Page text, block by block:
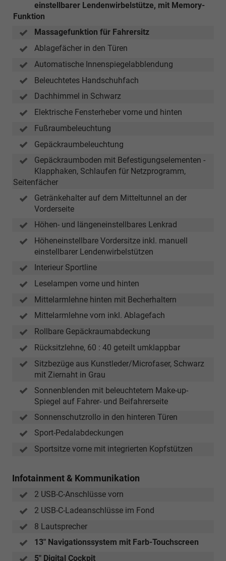
einstellbarer Lendenwirbelstütze, mit Memory-
Funktion
Massagefunktion für Fahrersitz
Ablagefächer in den Türen
Automatische Innenspiegelabblendung
Beleuchtetes Handschuhfach
Dachhimmel in Schwarz
Elektrische Fensterheber vorne und hinten
Fußraumbeleuchtung
Gepäckraumbeleuchtung
Gepäckraumboden mit Befestigungselementen -
Klapphaken, Schlaufen für Netzprogramm,
Seitenfächer
Getränkehalter auf dem Mitteltunnel an der
Vorderseite
Höhen- und längeneinstellbares Lenkrad
Höheneinstellbare Vordersitze inkl. manuell
einstellbarer Lendenwirbelstützen
Interieur Sportline
Leselampen vorne und hinten
Mittelarmlehne hinten mit Becherhaltern
Mittelarmlehne vorn inkl. Ablagefach
Rollbare Gepäckraumabdeckung
Rücksitzlehne, 60 : 40 geteilt umklappbar
Sitzbezüge aus Kunstleder/Microfaser, Schwarz
mit Ziernaht in Grau
Sonnenblenden mit beleuchtetem Make-up-
Spiegel auf Fahrer- und Beifahrerseite
Sonnenschutzrollo in den hinteren Türen
Sport-Pedalabdeckungen
Sportsitze vorne mit integrierten Kopfstützen
Infotainment & Kommunikation
2 USB-C-Anschlüsse vorn
2 USB-C-Ladeanschlüsse im Fond
8 Lautsprecher
13" Navigationssystem mit Farb-Touchscreen
5" Digital Cockpit